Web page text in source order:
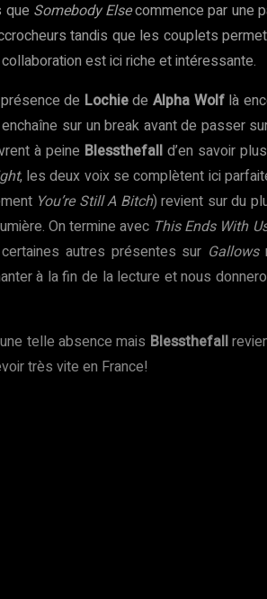
que Somebody Elsecommence par une
tandis que les couplets
est ici riche et intéressante.
de Lochiede Alpha Wolflà
sur un break avant de passer
à peine Blessthefall d’en savoir
, les deux voix se complètent ici
You’re Still A Bitch) revient sur du
On termine avec This Ends With
autres présentes sur Gallows
à la fin de la lecture et nous
telle absence mais Blessthefall
très vite en France!